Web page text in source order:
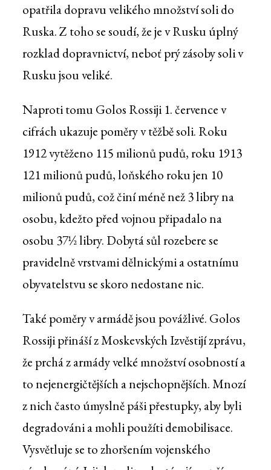
opatřila dopravu velikého množství soli do
Ruska. Z toho se soudí, že je v Rusku úplný
rozklad dopravnictví, neboť prý zásoby soli v
Rusku jsou veliké.
Naproti tomu Golos Rossiji 1. července v
cifrách ukazuje poměry v těžbě soli. Roku
1912 vytěženo 115 milionů pudů, roku 1913
121 milionů pudů, loňského roku jen 10
milionů pudů, což činí méně než 3 libry na
osobu, kdežto před vojnou připadalo na
osobu 37½ libry. Dobytá sůl rozebere se
pravidelně vrstvami dělnickými a ostatnímu
obyvatelstvu se skoro nedostane nic.
Také poměry v armádě jsou povážlivé. Golos
Rossiji přináší z Moskevských Izvěstijí zprávu,
že prchá z armády velké množství osobností a
to nejenergičtějších a nejschopnějších. Mnozí
z nich často úmyslně páši přestupky, aby byli
degradováni a mohli použíti demobilisace.
Vysvětluje se to zhoršením vojenského